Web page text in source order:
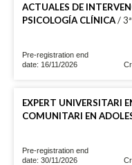
ACTUALES DE
PSICOLOGÍA CLÍNICA/
Pre-registration end
date: 16/11/2026
EXPERT UNIVERSITARI
COMUNITARI EN
Pre-registration end
date: 30/11/2026